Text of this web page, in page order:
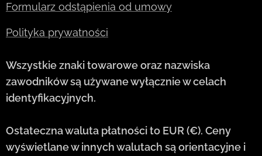
Formularz odstąpienia od umowy
Polityka prywatności
Wszystkie znaki towarowe oraz nazwiska
zawodników są używane wyłącznie w celach
identyfikacyjnych.
Ostateczna waluta płatności to EUR (€). Ceny
wyświetlane w innych walutach są orientacyjne i